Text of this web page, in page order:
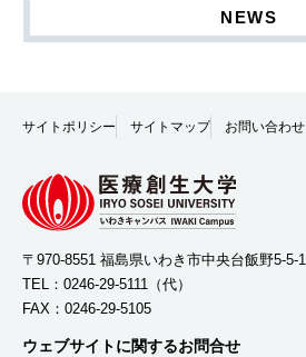
NEWS
サイトポリシー サイトマップ お問い合わせ
〒970-8551 福島県いわき市中央台飯野5-5-1
TEL： 0246-29-5111
（代）
FAX：0246-29-5105
ウェブサイトに関するお問合せ